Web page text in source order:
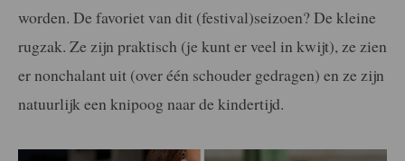
worden. De favoriet van dit (festival)seizoen? De kleine
rugzak. Ze zijn praktisch (je kunt er veel in kwijt), ze zien
er nonchalant uit (over één schouder gedragen) en ze zijn
natuurlijk een knipoog naar de kindertijd.